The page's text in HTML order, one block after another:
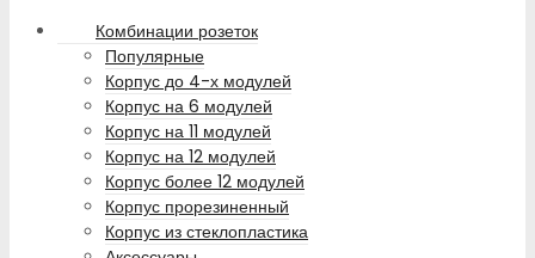
Комбинации розеток
Популярные
Корпус до 4-х модулей
Корпус на 6 модулей
Корпус на 11 модулей
Корпус на 12 модулей
Корпус более 12 модулей
Корпус прорезиненный
Корпус из стеклопластика